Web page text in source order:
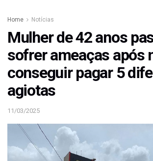
Home Notícias
Mulher de 42 anos
sofrer ameaças após
conseguir pagar 5
agiotas
11/03/2025